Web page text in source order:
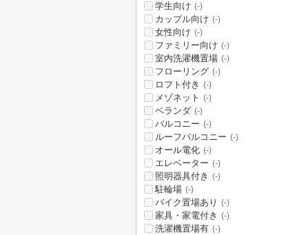
学生向け (-)
カップル向け (-)
女性向け (-)
ファミリー向け (-)
室内洗濯機置場 (-)
フローリング (-)
ロフト付き (-)
メゾネット (-)
ベランダ (-)
バルコニー (-)
ルーフバルコニー (-)
オール電化 (-)
エレベーター (-)
照明器具付き (-)
駐輪場 (-)
バイク置場あり (-)
家具・家電付き (-)
洗濯機置場有 (-)